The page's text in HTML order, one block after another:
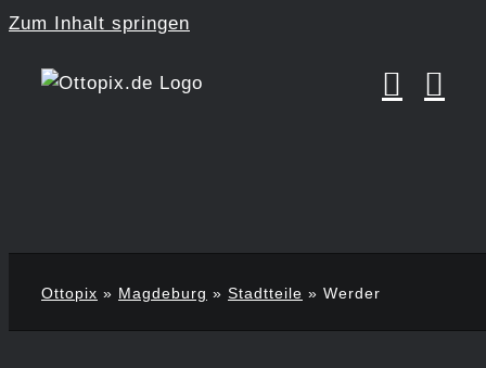
Zum Inhalt springen
Ottopix » Magdeburg » Stadtteile » Werder